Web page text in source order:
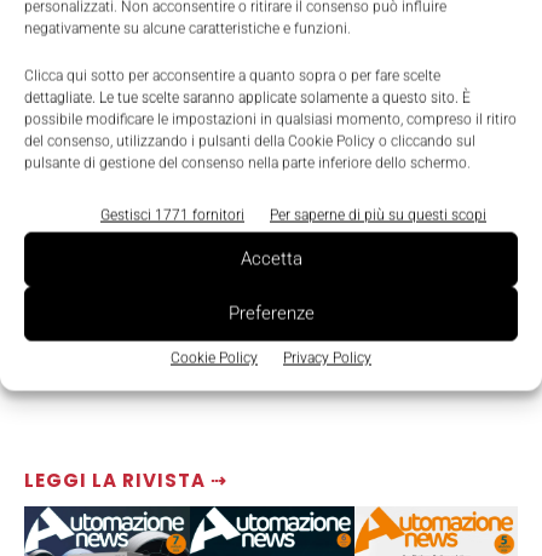
personalizzati. Non acconsentire o ritirare il consenso può influire
negativamente su alcune caratteristiche e funzioni.
Clicca qui sotto per acconsentire a quanto sopra o per fare scelte
dettagliate. Le tue scelte saranno applicate solamente a questo sito. È
possibile modificare le impostazioni in qualsiasi momento, compreso il ritiro
del consenso, utilizzando i pulsanti della Cookie Policy o cliccando sul
pulsante di gestione del consenso nella parte inferiore dello schermo.
Gestisci 1771 fornitori Per saperne di più su questi scopi
Accetta
Preferenze
Cookie Policy Privacy Policy
LEGGI LA RIVISTA ⇢
TAGS GF AgieCharmilles Laser Texturing